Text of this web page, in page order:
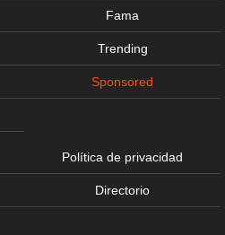
Fama
Trending
Sponsored
Política de privacidad
Directorio